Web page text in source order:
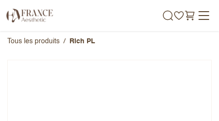
Tous les produits Rich PL